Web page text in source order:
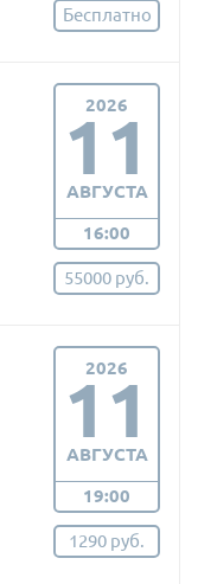
Бесплатно
2026
11
АВГУСТА
16:00
55000 руб.
2026
11
АВГУСТА
19:00
1290 руб.